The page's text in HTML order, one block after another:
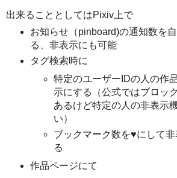
出来ることとしてはPixiv上で
お知らせ（pinboard)の通知数を
る、非表示にも可能
タグ検索時に
特定のユーザーIDの人の作
示にする（公式ではブロッ
あるけど特定の人の非表示
い）
ブックマーク数を♥にして
る
作品ページにて